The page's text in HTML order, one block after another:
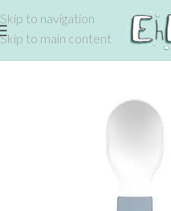
Skip to navigation
Skip to main content